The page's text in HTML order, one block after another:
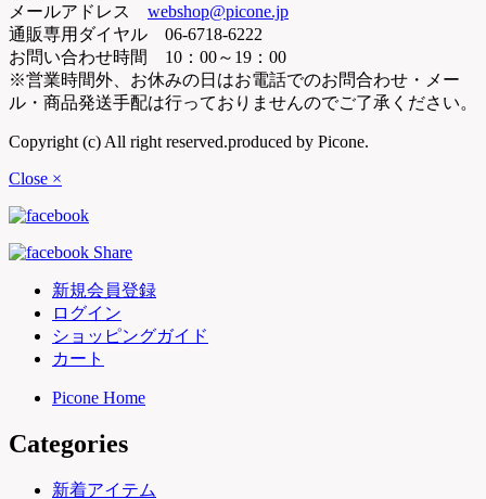
メールアドレス webshop@picone.jp
通販専用ダイヤル 06-6718-6222
お問い合わせ時間 10：00～19：00
※営業時間外、お休みの日はお電話でのお問合わせ・メー
ル・商品発送手配は行っておりませんのでご了承ください。
Copyright (c) All right reserved.produced by Picone.
Close ×
新規会員登録
ログイン
ショッピングガイド
カート
Picone Home
Categories
新着アイテム